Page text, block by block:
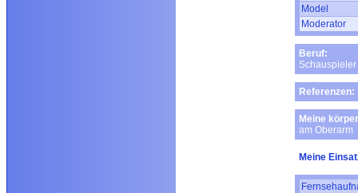
Model
Moderator
Beruf:
Schauspieler
Referenzen:
Meine
am Oberarm
Meine